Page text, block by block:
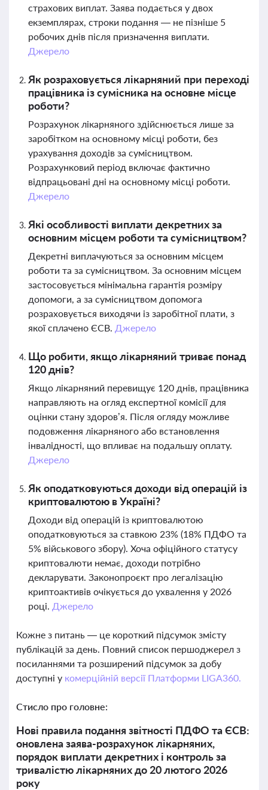
страхових виплат. Заява подається у двох
екземплярах, строки подання — не пізніше 5
робочих днів після призначення виплати.
Джерело
Як розраховується лікарняний при переході
працівника із сумісника на основне місце
роботи?
Розрахунок лікарняного здійснюється лише за
заробітком на основному місці роботи, без
урахування доходів за сумісництвом.
Розрахунковий період включає фактично
відпрацьовані дні на основному місці роботи.
Джерело
Які особливості виплати декретних за
основним місцем роботи та сумісництвом?
Декретні виплачуються за основним місцем
роботи та за сумісництвом. За основним місцем
застосовується мінімальна гарантія розміру
допомоги, а за сумісництвом допомога
розраховується виходячи із заробітної плати, з
якої сплачено ЄСВ. Джерело
Що робити, якщо лікарняний триває понад
120 днів?
Якщо лікарняний перевищує 120 днів, працівника
направляють на огляд експертної комісії для
оцінки стану здоров’я. Після огляду можливе
подовження лікарняного або встановлення
інвалідності, що впливає на подальшу оплату.
Джерело
Як оподатковуються доходи від операцій із
криптовалютою в Україні?
Доходи від операцій із криптовалютою
оподатковуються за ставкою 23% (18% ПДФО та
5% військового збору). Хоча офіційного статусу
криптовалюти немає, доходи потрібно
декларувати. Законопроєкт про легалізацію
криптоактивів очікується до ухвалення у 2026
році. Джерело
Кожне з питань — це короткий підсумок змісту
публікацій за день. Повний список першоджерел з
посиланнями та розширений підсумок за добу
доступні у комерційній версії Платформи LIGA360.
Стисло про головне:
Нові правила подання звітності ПДФО та ЄСВ:
оновлена заява-розрахунок лікарняних,
порядок виплати декретних і контроль за
тривалістю лікарняних до 20 лютого 2026
року